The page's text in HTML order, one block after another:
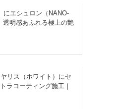
にエシュロン（NANO-
透明感あふれる極上の艶
リス（ホワイト）にセ
ラコーティング施工｜